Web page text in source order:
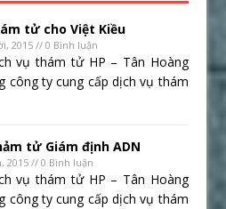
tử cho Việt Kiều
2015 // 0 Bình luận
vụ thám tử HP – Tân Hoàng
công ty cung cấp dịch vụ thám
tử Giám định ADN
2015 // 0 Bình luận
vụ thám tử HP – Tân Hoàng
công ty cung cấp dịch vụ thám